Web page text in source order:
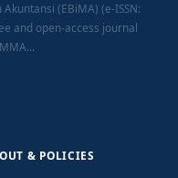
(EBiMA) (e-ISSN:
and open-access journal
& POLICIES